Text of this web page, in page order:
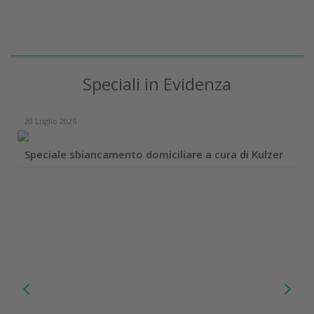
Speciali in Evidenza
20 Luglio 2026
Speciale sbiancamento domiciliare a cura di Kulzer